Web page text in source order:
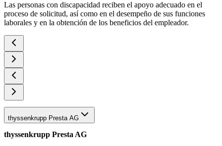
Las personas con discapacidad reciben el apoyo adecuado en el
proceso de solicitud, así como en el desempeño de sus funciones
laborales y en la obtención de los beneficios del empleador.
thyssenkrupp Presta AG
thyssenkrupp Presta AG